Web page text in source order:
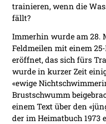
trainieren, wenn die
fällt?
Immerhin wurde am 28.
Feldmeilen mit einem
eröffnet, das sich fürs
wurde in kurzer Zeit
«ewige
Brustschwumm
einem Text über den
der im Heimatbuch 1973